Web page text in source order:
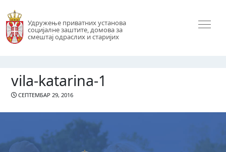
Удружење приватних установа
социјалне заштите, домова за
смештај одраслих и старијих
vila-katarina-1
СЕПТЕМБАР 29, 2016